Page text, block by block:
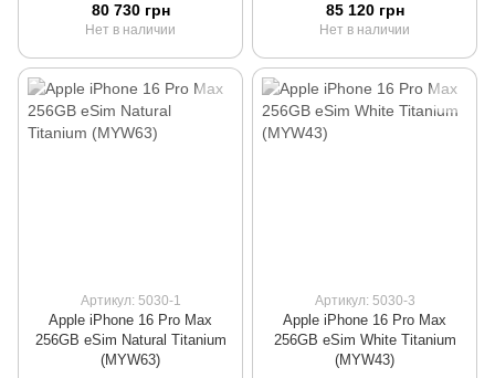
80 730 грн
Нет в наличии
85 120 грн
Нет в наличии
Артикул: 5030-1
Apple iPhone 16 Pro Max
256GB eSim Natural Titanium
(MYW63)
Артикул: 5030-3
Apple iPhone 16 Pro Max
256GB eSim White Titanium
(MYW43)